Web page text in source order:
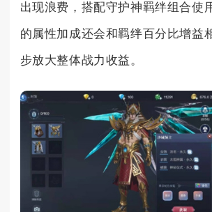
出现浪费，搭配守护神羁绊组合使
的属性加成还会和羁绊百分比增益
步放大整体战力收益。